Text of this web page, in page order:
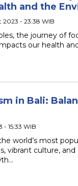
and the
2023 - 23:38 WIB
the journey of
our health
in Bali:
- 15:33 WIB
world’s most
vibrant culture, and